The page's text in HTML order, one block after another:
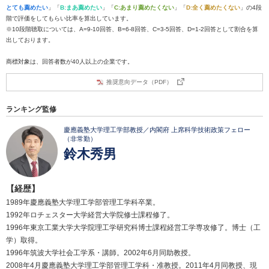
とても薦めたい 」「B:まあ薦めたい 」「C:あまり薦めたくない 」「D:全く薦めたくない 」の4段
階で評価をしてもらい比率を算出しています。
※10段階聴取については、A=9-10回答、B=6-8回答、C=3-5回答、D=1-2回答として割合を算
出しております。
商標対象は、回答者数が40人以上の企業です。
推奨意向データ（PDF）
ランキング監修
慶應義塾大学理工学部教授／内閣府 上席科学技術政策フェロー
（非常勤）
鈴木秀男
【経歴】
1989年慶應義塾大学理工学部管理工学科卒業。
1992年ロチェスター大学経営大学院修士課程修了。
1996年東京工業大学大学院理工学研究科博士課程経営工学専攻修了。博士（工
学）取得。
1996年筑波大学社会工学系・講師。2002年6月同助教授。
2008年4月慶應義塾大学理工学部管理工学科・准教授。2011年4月同教授、現